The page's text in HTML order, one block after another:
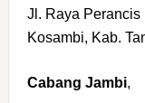
Jl. Raya Perancis
Kosambi, Kab.
Cabang Jambi,